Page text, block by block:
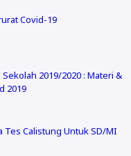
Covid-19
2019/2020 : Materi &
2019
Tes Calistung Untuk SD/MI